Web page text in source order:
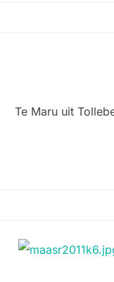
Te Maru uit